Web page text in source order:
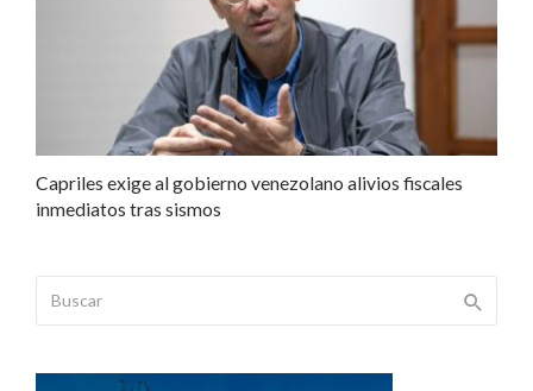
Capriles exige al gobierno venezolano alivios fiscales
inmediatos tras sismos